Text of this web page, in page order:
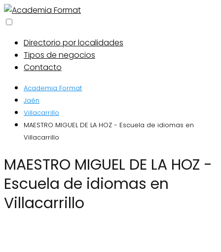
Directorio por localidades
Tipos de negocios
Contacto
Academia Format
Jaén
Villacarrillo
MAESTRO MIGUEL DE LA HOZ - Escuela de idiomas en
Villacarrillo
MAESTRO MIGUEL DE LA HOZ -
Escuela de idiomas en
Villacarrillo